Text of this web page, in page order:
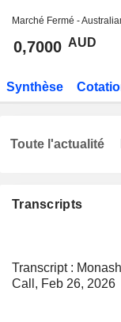
Marché Fermé -
0,7000 AUD
Synthèse
Transcripts
Transcript :
Call, Feb 26, 2026
Toute l'actualité